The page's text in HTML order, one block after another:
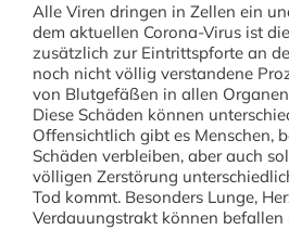
Alle Viren dringen in Zellen ein
dem aktuellen Corona-Virus ist
zusätzlich zur Eintrittspforte an
noch nicht völlig verstandene
von Blutgefäßen in allen
Diese Schäden können
Offensichtlich gibt es Menschen,
Schäden verbleiben, aber auch
völligen Zerstörung
Tod kommt. Besonders Lunge,
Verdauungstrakt können befallen